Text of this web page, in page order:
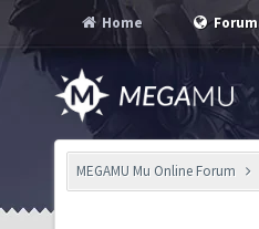
Home Forum
MEGAMU Mu Online Forum